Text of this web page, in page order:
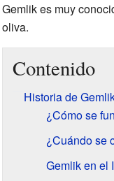
Gemlik es muy
oliva.
Contenido
Historia de
¿Cómo se
¿Cuándo se
Gemlik en el